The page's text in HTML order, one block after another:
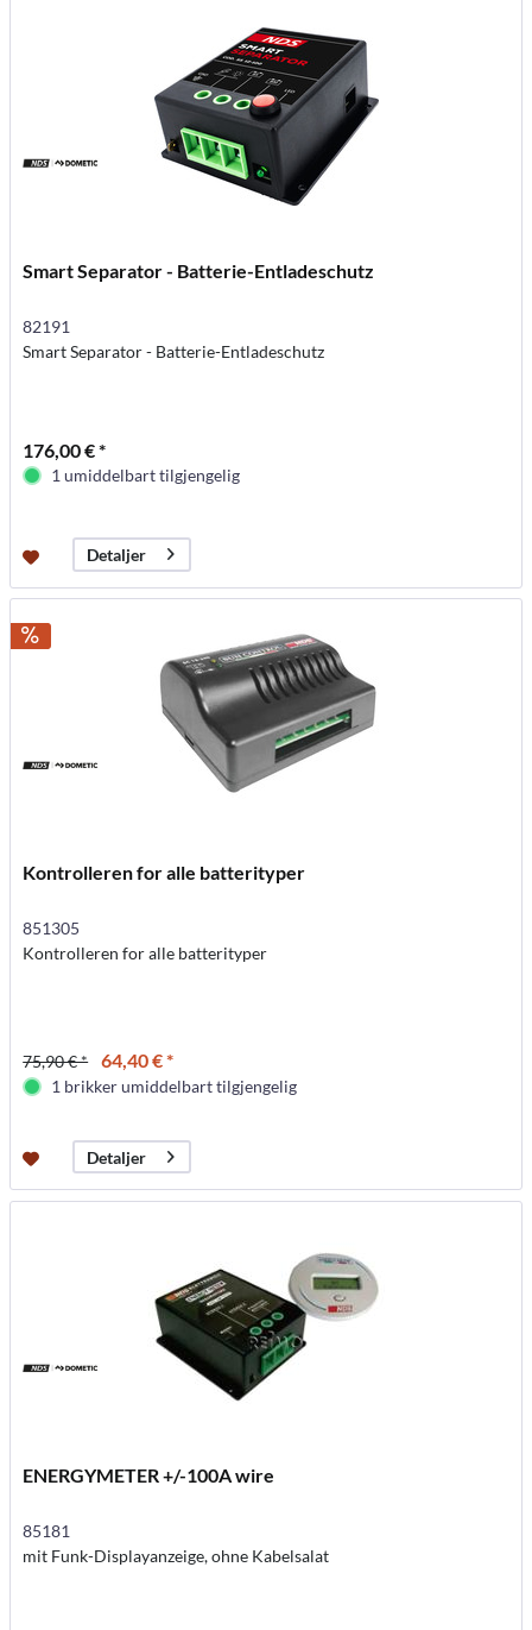
Smart Separator - Batterie-Entladeschutz
82191
Smart Separator - Batterie-Entladeschutz
176,00 € *
1 umiddelbart tilgjengelig
Detaljer
Kontrolleren for alle batterityper
851305
Kontrolleren for alle batterityper
75,90 € * 64,40 € *
1 brikker umiddelbart tilgjengelig
Detaljer
ENERGYMETER +/-100A wire
85181
mit Funk-Displayanzeige, ohne Kabelsalat